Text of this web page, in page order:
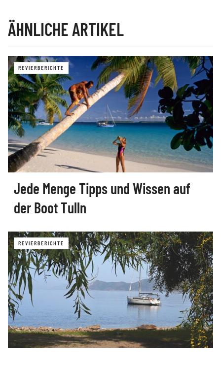
ÄHNLICHE ARTIKEL
REVIERBERICHTE
Jede Menge Tipps und Wissen auf
der Boot Tulln
REVIERBERICHTE